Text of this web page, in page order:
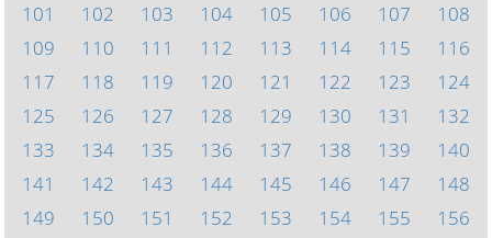
101
102 103 104 105 106 107
108
109
110 111 112 113 114 115
116
117
118 119 120 121 122 123
124
125
126 127 128 129 130 131
132
133
134 135 136 137 138 139
140
141
142 143 144 145 146 147
148
149
150 151 152 153 154 155
156